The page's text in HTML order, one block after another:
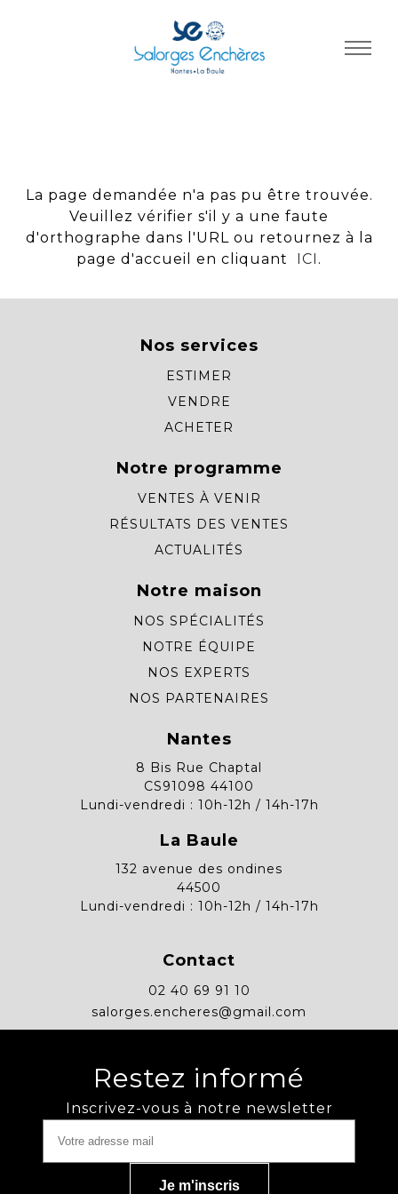
La page demandée n'a pas pu être trouvée.
Veuillez vérifier s'il y a une faute
d'orthographe dans l'URL ou retournez à la
page d'accueil en cliquant
ICI .
Nos services
ESTIMER
VENDRE
ACHETER
Notre programme
VENTES À VENIR
RÉSULTATS DES VENTES
ACTUALITÉS
Notre maison
NOS SPÉCIALITÉS
NOTRE ÉQUIPE
NOS EXPERTS
NOS PARTENAIRES
Nantes
8 Bis Rue Chaptal
CS91098 44100
Lundi-vendredi : 10h-12h / 14h-17h
La Baule
132 avenue des ondines
44500
Lundi-vendredi : 10h-12h / 14h-17h
Contact
02 40 69 91 10
salorges.encheres@gmail.com
Restez informé
Inscrivez-vous à notre newsletter